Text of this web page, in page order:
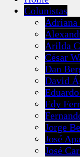
Colunistas
Adriana
Arilda
César
Dan
David
Edy
Jorge
José
José